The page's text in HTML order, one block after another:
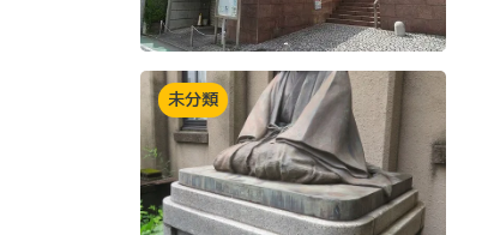
未分類